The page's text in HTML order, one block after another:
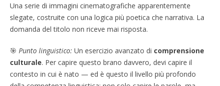
Una serie di immagini cinematografiche apparentemente
slegate, costruite con una logica più poetica che narrativa. La
domanda del titolo non riceve mai risposta.
🎯 Punto linguistico: Un esercizio avanzato di comprensione
culturale. Per capire questo brano davvero, devi capire il
contesto in cui è nato — ed è questo il livello più profondo